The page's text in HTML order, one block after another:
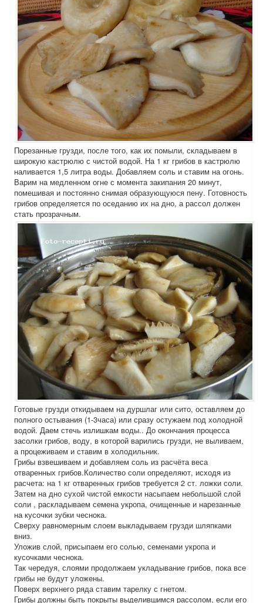
Порезанные грузди, после того, как их помыли, складываем в
широкую кастрюлю с чистой водой. На 1 кг грибов в кастрюлю
наливается 1,5 литра воды. Добавляем соль и ставим на огонь.
Варим на медленном огне с момента закипания 20 минут,
помешивая и постоянно снимая образующуюся пену. Готовность
грибов определяется по оседанию их на дно, а рассол должен
стать прозрачным.
Готовые грузди откидываем на дуршлаг или сито, оставляем до
полного остывания (1-3часа) или сразу остужаем под холодной
водой. Даем стечь излишкам воды.. До окончания процесса
засолки грибов, воду, в которой варились грузди, не выливаем,
а процеживаем и ставим в холодильник.
Грибы взвешиваем и добавляем соль из расчёта веса
отваренных грибов.Количество соли определяют, исходя из
расчета: на 1 кг отваренных грибов требуется 2 ст. ложки соли.
Затем на дно сухой чистой емкости насыпаем небольшой слой
соли , раскладываем семена укропа, очищенные и нарезанные
на кусочки зубки чеснока.
Сверху равномерным слоем выкладываем грузди шляпками
вниз.
Уложив слой, присыпаем его солью, семенами укропа и
кусочками чеснока.
Так чередуя, слоями продолжаем укладывание грибов, пока все
грибы не будут уложены.
Поверх верхнего ряда ставим тарелку с гнетом.
Грибы должны быть покрыты выделившимся рассолом, если его